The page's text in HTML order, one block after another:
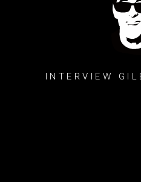
INTERVIEW